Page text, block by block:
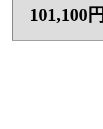
101,100円